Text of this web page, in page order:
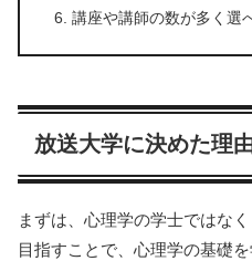
講座や講師の数が多く選
放送大学に決めた理
まずは、心理学の学士ではな
目指すことで、心理学の基礎を